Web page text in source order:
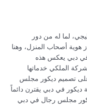
لما له من دور
هوية أصحاب المنزل، وهنا
في دبي يعكس هذه
الملكي خدماتها
تصميم ديكور مجلس
في دبي يقترن دائماً
مجلس رجال في دبي